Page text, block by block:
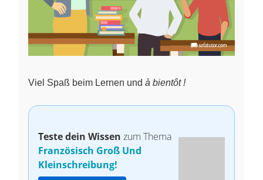
Viel Spaß beim Lernen und à bientôt !
Teste dein Wissen zum Thema
Französisch Groß Und
Kleinschreibung!